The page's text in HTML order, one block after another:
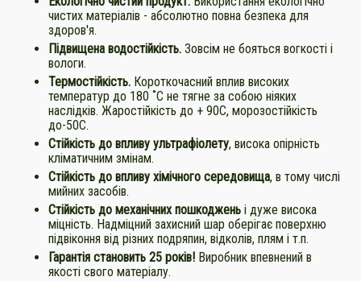
чистих матеріалів - абсолютно повна безпека для
здоров'я.
Підвищена водостійкість. Зовсім не бояться вогкості і
вологи.
Термостійкість. Короткочасний вплив високих
температур до 180 ˚С не тягне за собою ніяких
наслідків. Жаростійкість до + 90С, морозостійкість
до-50С.
Стійкість до впливу ультрафіолету, висока опірність
кліматичним змінам.
Стійкість до впливу хімічного середовища, в тому числі
мийних засобів.
Стійкість до механічних пошкоджень і дуже висока
міцність. Надміцний захисний шар оберігає поверхню
підвіконня від різних подряпин, відколів, плям і т.п.
Гарантія становить 25 років! Виробник впевнений в
якості свого матеріалу.